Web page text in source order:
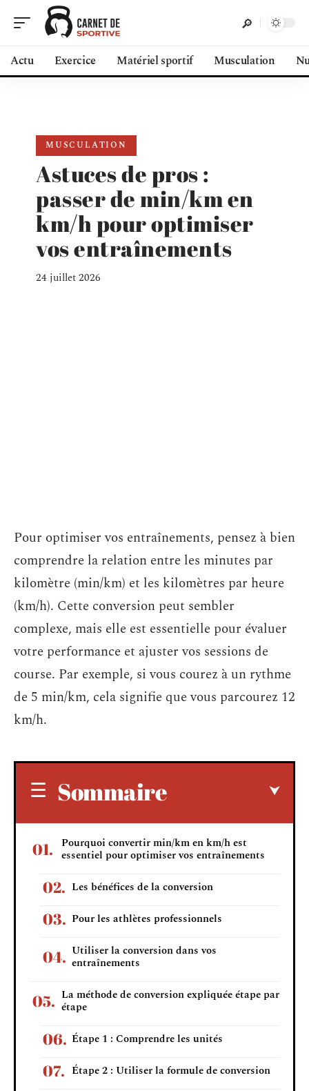
Actu Exercice Matériel sportif Musculation
MUSCULATION
Astuces de pros :
passer de min/km en
km/h pour optimiser
vos entraînements
24 juillet 2026
Pour optimiser vos entraînements, pensez à bien
comprendre la relation entre les minutes par
kilomètre (min/km) et les kilomètres par heure
(km/h). Cette conversion peut sembler
complexe, mais elle est essentielle pour évaluer
votre performance et ajuster vos sessions de
course. Par exemple, si vous courez à un rythme
de 5 min/km, cela signifie que vous parcourez 12
km/h.
Sommaire
Pourquoi convertir min/km en km/h est
essentiel pour optimiser vos entraînements
Les bénéfices de la conversion
Pour les athlètes professionnels
Utiliser la conversion dans vos
entraînements
La méthode de conversion expliquée étape par
étape
Étape 1 : Comprendre les unités
Étape 2 : Utiliser la formule de conversion